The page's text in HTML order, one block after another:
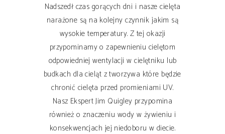
Nadszedł czas gorących dni i nasze cielęta
narażone są na kolejny czynnik jakim są
wysokie temperatury. Z tej okazji
przypominamy o zapewnieniu cielętom
odpowiedniej wentylacji w cielętniku lub
budkach dla cieląt z tworzywa które będzie
chronić cielęta przed promieniami UV.
Nasz Ekspert Jim Quigley przypomina
również o znaczeniu wody w żywieniu i
konsekwencjach jej niedoboru w diecie.